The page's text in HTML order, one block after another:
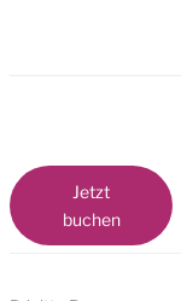
Jetzt
buchen